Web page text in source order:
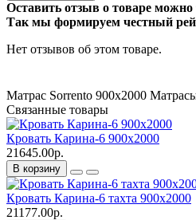
Оставить отзыв о товаре можно
Так мы формируем честный
Нет отзывов об этом товаре.
Матрас Sorrento 900х2000
Связанные товары
Кровать Карина-6 900х2000
21645.00р.
В корзину
Кровать Карина-6 тахта 900х2000
21177.00р.